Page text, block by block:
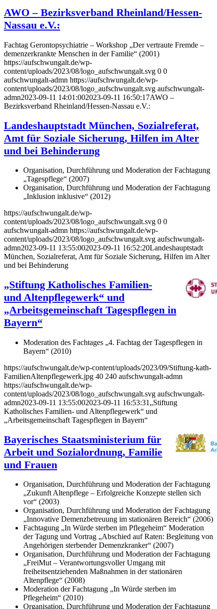
AWO – Bezirksverband Rheinland/Hessen-
Nassau e.V.:
Fachtag Gerontopsychiatrie – Workshop „Der vertraute Fremde –
demenzerkrankte Menschen in der Familie“ (2001)
https://aufschwungalt.de/wp-
content/uploads/2023/08/logo_aufschwungalt.svg 0 0
aufschwungalt-admn https://aufschwungalt.de/wp-
content/uploads/2023/08/logo_aufschwungalt.svg aufschwungalt-
admn2023-09-11 14:01:002023-09-11 16:50:17AWO –
Bezirksverband Rheinland/Hessen-Nassau e.V.:
Landeshauptstadt München, Sozialreferat,
Amt für Soziale Sicherung, Hilfen im Alter
und bei Behinderung
Organisation, Durchführung und Moderation der Fachtagung
„Tagespflege“ (2007)
Organisation, Durchführung und Moderation der Fachtagung
„Inklusion inklusive“ (2012)
https://aufschwungalt.de/wp-
content/uploads/2023/08/logo_aufschwungalt.svg 0 0
aufschwungalt-admn https://aufschwungalt.de/wp-
content/uploads/2023/08/logo_aufschwungalt.svg aufschwungalt-
admn2023-09-11 13:55:002023-09-11 16:52:20Landeshauptstadt
München, Sozialreferat, Amt für Soziale Sicherung, Hilfen im Alter
und bei Behinderung
„Stiftung Katholisches Familien-
und Altenpflegewerk“ und
„Arbeitsgemeinschaft Tagespflegen in
Bayern“
Moderation des Fachtages „4. Fachtag der Tagespflegen in
Bayern“ (2010)
https://aufschwungalt.de/wp-content/uploads/2023/09/Stiftung-kath-
FamilienAltenpflegewerk.jpg 40 240 aufschwungalt-admn
https://aufschwungalt.de/wp-
content/uploads/2023/08/logo_aufschwungalt.svg aufschwungalt-
admn2023-09-11 13:55:002023-09-11 16:53:31 „Stiftung
Katholisches Familien- und Altenpflegewerk“ und
„Arbeitsgemeinschaft Tagespflegen in Bayern“
Bayerisches Staatsministerium für
Arbeit und Sozialordnung, Familie
und Frauen
Organisation, Durchführung und Moderation der Fachtagung
„Zukunft Altenpflege – Erfolgreiche Konzepte stellen sich
vor“ (2003)
Organisation, Durchführung und Moderation der Fachtagung
„Innovative Demenzbetreuung im stationären Bereich“ (2006)
Fachtagung „In Würde sterben im Pflegeheim“ Moderation
der Tagung und Vortrag „Abschied auf Raten: Begleitung von
Angehörigen sterbender Demenzkranker“ (2007)
Organisation, Durchführung und Moderation der Fachtagung
„FreiMut – Verantwortungsvoller Umgang mit
freiheitsentziehenden Maßnahmen in der stationären
Altenpflege“ (2008)
Moderation der Fachtagung „In Würde sterben im
Pflegeheim“ (2010)
Organisation, Durchführung und Moderation der Fachtagung